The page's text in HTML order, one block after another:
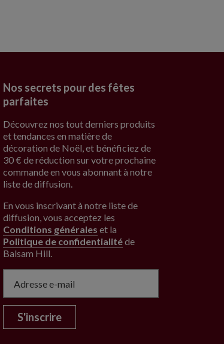
Nos secrets pour des fêtes
parfaites
Découvrez nos tout derniers produits
et tendances en matière de
décoration de Noël, et bénéficiez de
30 € de réduction sur votre prochaine
commande en vous abonnant à notre
liste de diffusion.
En vous inscrivant à notre liste de
diffusion, vous acceptez les
Conditions générales et la
Politique de confidentialitéde
Balsam Hill.
S'inscrire